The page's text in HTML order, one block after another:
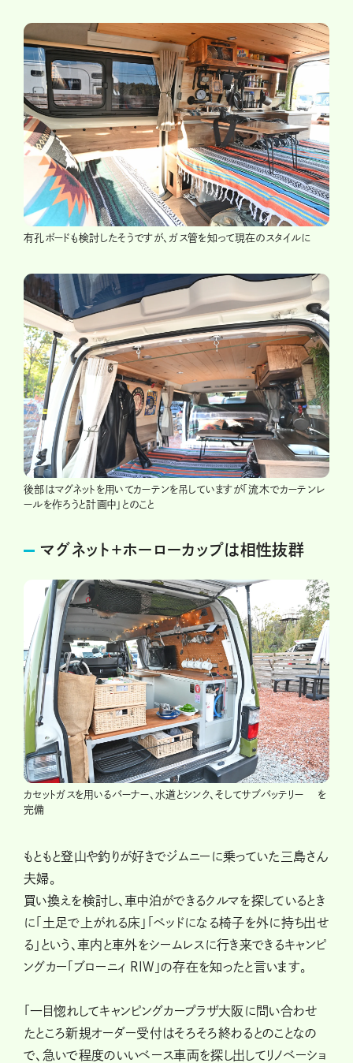
有孔ボードも検討したそうですが、ガス管を知って現在のスタイルに
後部はマグネットを用いてカーテンを吊していますが「流木でカーテンレ
ールを作ろうと計画中」とのこと
マグネット＋ホーローカップは相性抜群
カセットガスを用いるバーナー、水道とシンク、そしてサブバッテリー を
完備
もともと登山や釣りが好きでジムニーに乗っていた三島さん
夫婦。
買い換えを検討し、車中泊ができるクルマを探しているとき
に「土足で上がれる床」「ベッドになる椅子を外に持ち出せ
る」という、車内と車外をシームレスに行き来できるキャンピ
ングカー「ブローニィ RIW」の存在を知ったと言います。
「一目惚れしてキャンピングカープラザ大阪に問い合わせ
たところ新規オーダー受付はそろそろ終わるとのことなの
で、急いで程度のいいベース車両を探し出してリノベーショ